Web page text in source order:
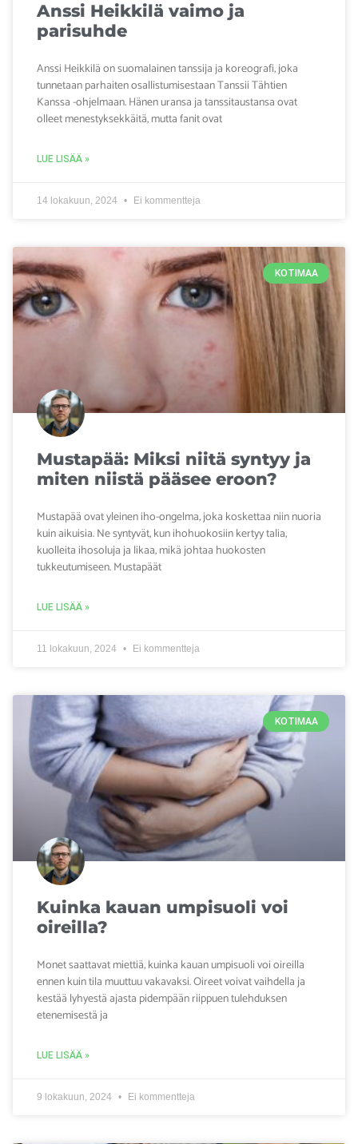
Anssi Heikkilä vaimo ja
parisuhde
Anssi Heikkilä on suomalainen tanssija ja koreografi, joka
tunnetaan parhaiten osallistumisestaan Tanssii Tähtien
Kanssa -ohjelmaan. Hänen uransa ja tanssitaustansa ovat
olleet menestyksekkäitä, mutta fanit ovat
LUE LISÄÄ »
14 lokakuun, 2024 Ei kommentteja
KOTIMAA
Mustapää: Miksi niitä syntyy ja
miten niistä pääsee eroon?
Mustapää ovat yleinen iho-ongelma, joka koskettaa niin nuoria
kuin aikuisia. Ne syntyvät, kun ihohuokosiin kertyy talia,
kuolleita ihosoluja ja likaa, mikä johtaa huokosten
tukkeutumiseen. Mustapäät
LUE LISÄÄ »
11 lokakuun, 2024 Ei kommentteja
KOTIMAA
Kuinka kauan umpisuoli voi
oireilla?
Monet saattavat miettiä, kuinka kauan umpisuoli voi oireilla
ennen kuin tila muuttuu vakavaksi. Oireet voivat vaihdella ja
kestää lyhyestä ajasta pidempään riippuen tulehduksen
etenemisestä ja
LUE LISÄÄ »
9 lokakuun, 2024 Ei kommentteja